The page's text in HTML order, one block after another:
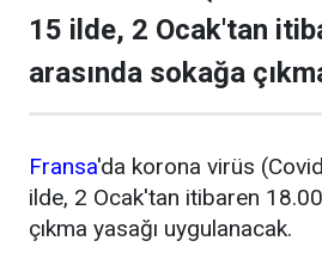
15 ilde, 2 Ocak'tan
arasında sokağa
Fransa'da korona virüs
ilde, 2 Ocak'tan itibaren
çıkma yasağı uygulanacak.